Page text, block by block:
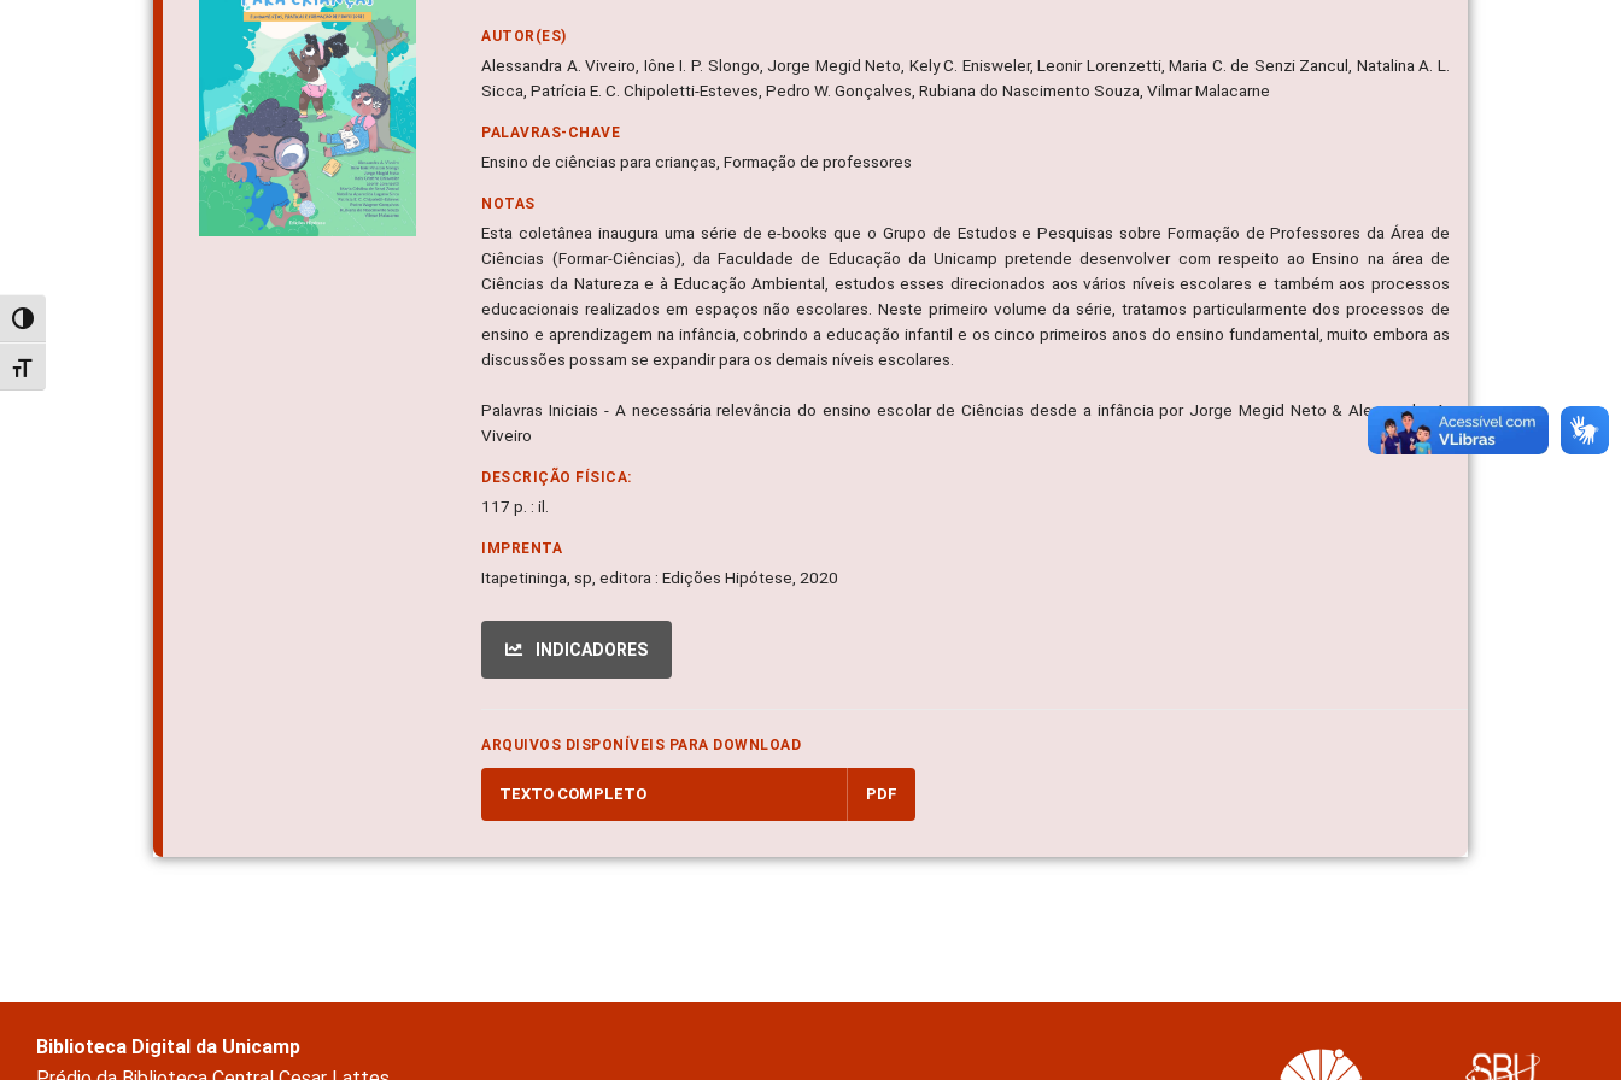
Alternar alto contraste
Alternar tamanho da fonte
AUTOR(ES)
Alessandra A. Viveiro, Iône I. P. Slongo, Jorge Megid Neto, Kely C. Enisweler, Leonir Lorenzetti, Maria C. de Senzi Zancul, Natalina A. L.
Sicca, Patrícia E. C. Chipoletti-Esteves, Pedro W. Gonçalves, Rubiana do Nascimento Souza, Vilmar Malacarne
PALAVRAS-CHAVE
Ensino de ciências para crianças, Formação de professores
NOTAS
Esta coletânea inaugura uma série de e-books que o Grupo de Estudos e Pesquisas sobre Formação de Professores da Área de
Ciências (Formar-Ciências), da Faculdade de Educação da Unicamp pretende desenvolver com respeito ao Ensino na área de
Ciências da Natureza e à Educação Ambiental, estudos esses direcionados aos vários níveis escolares e também aos processos
educacionais realizados em espaços não escolares. Neste primeiro volume da série, tratamos particularmente dos processos de
ensino e aprendizagem na infância, cobrindo a educação infantil e os cinco primeiros anos do ensino fundamental, muito embora as
discussões possam se expandir para os demais níveis escolares.
Palavras Iniciais - A necessária relevância do ensino escolar de Ciências desde a infância por Jorge Megid Neto & Alessandra A.
Viveiro
DESCRIÇÃO FÍSICA:
117 p. : il.
IMPRENTA
Itapetininga, sp, editora : Edições Hipótese, 2020
INDICADORES
ARQUIVOS DISPONÍVEIS PARA DOWNLOAD
TEXTO COMPLETO PDF
Biblioteca Digital da Unicamp